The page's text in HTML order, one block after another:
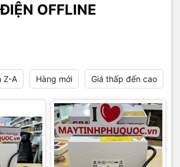
OFFLINE
Z-A Hàng mới Giá thấp đến cao